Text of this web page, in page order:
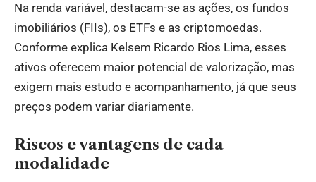
Na renda variável, destacam-se as ações, os fundos
imobiliários (FIIs), os ETFs e as criptomoedas.
Conforme explica Kelsem Ricardo Rios Lima, esses
ativos oferecem maior potencial de valorização, mas
exigem mais estudo e acompanhamento, já que seus
preços podem variar diariamente.
Riscos e vantagens de cada
modalidade